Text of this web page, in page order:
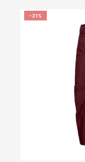
-31%